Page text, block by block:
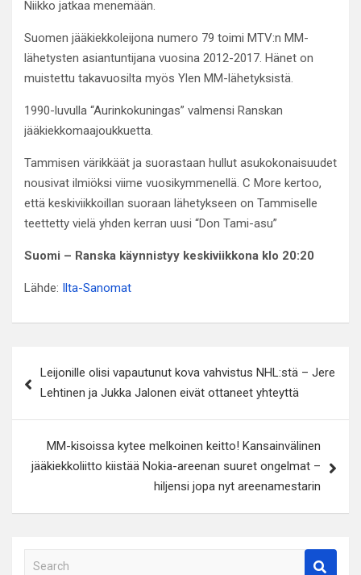
Niikko jatkaa menemään.
Suomen jääkiekkoleijona numero 79 toimi MTV:n MM-
lähetysten asiantuntijana vuosina 2012-2017. Hänet on
muistettu takavuosilta myös Ylen MM-lähetyksistä.
1990-luvulla “Aurinkokuningas” valmensi Ranskan
jääkiekkomaajoukkuetta.
Tammisen värikkäät ja suorastaan hullut asukokonaisuudet
nousivat ilmiöksi viime vuosikymmenellä. C More kertoo,
että keskiviikkoillan suoraan lähetykseen on Tammiselle
teettetty vielä yhden kerran uusi “Don Tami-asu”
Suomi – Ranska käynnistyy keskiviikkona klo 20:20
Lähde: Ilta-Sanomat
selaus
Leijonille olisi vapautunut kova vahvistus NHL:stä – Jere
Lehtinen ja Jukka Jalonen eivät ottaneet yhteyttä
MM-kisoissa kytee melkoinen keitto! Kansainvälinen
jääkiekkoliitto kiistää Nokia-areenan suuret ongelmat –
hiljensi jopa nyt areenamestarin